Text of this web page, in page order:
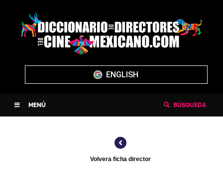
ENGLISH
MENÚ BÚSQUEDA
Volvera ficha director